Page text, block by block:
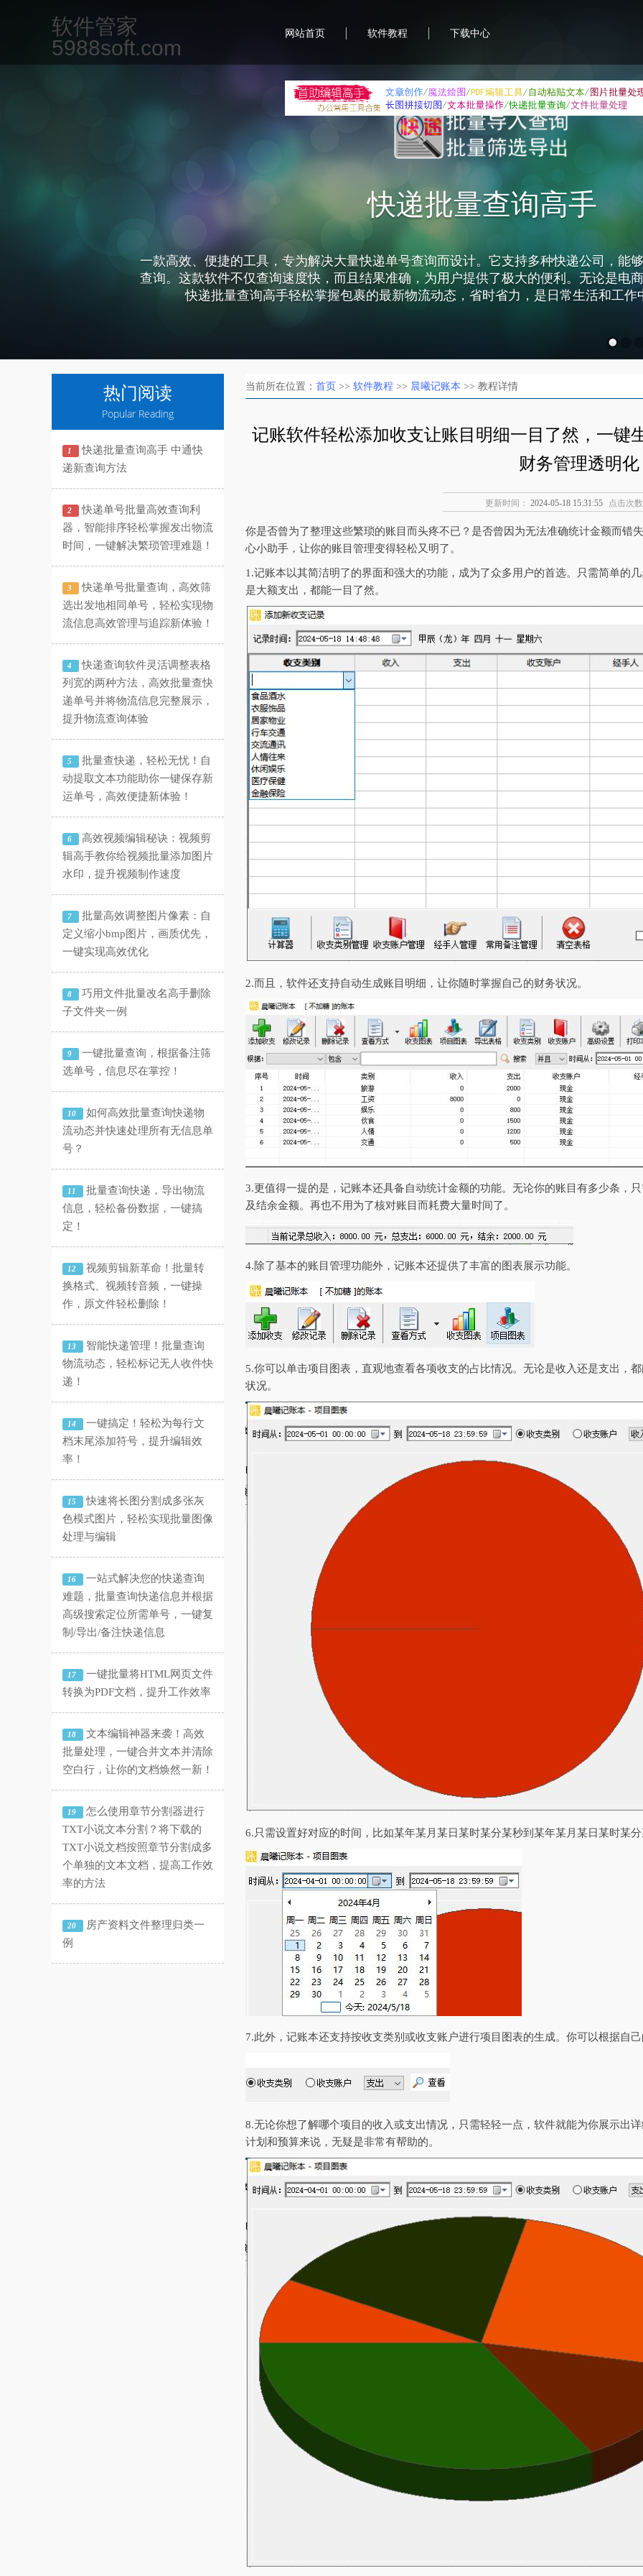
软件管家
5988soft.com
网站首页 | 软件教程 | 下载中心
热门阅读
Popular Reading
1
快递批量查询高手 中通快
递新查询方法
2
快递单号批量高效查询利
器，智能排序轻松掌握发出物流
时间，一键解决繁琐管理难题！
3
快递单号批量查询，高效筛
选出发地相同单号，轻松实现物
流信息高效管理与追踪新体验！
4
快递查询软件灵活调整表格
列宽的两种方法，高效批量查快
递单号并将物流信息完整展示，
提升物流查询体验
5
批量查快递，轻松无忧！自
动提取文本功能助你一键保存新
运单号，高效便捷新体验！
6
高效视频编辑秘诀：视频剪
辑高手教你给视频批量添加图片
水印，提升视频制作速度
7
批量高效调整图片像素：自
定义缩小bmp图片，画质优先，
一键实现高效优化
8
巧用文件批量改名高手删除
子文件夹一例
9
一键批量查询，根据备注筛
选单号，信息尽在掌控！
10
如何高效批量查询快递物
流动态并快速处理所有无信息单
号？
11
批量查询快递，导出物流
信息，轻松备份数据，一键搞
定！
12
视频剪辑新革命！批量转
换格式、视频转音频，一键操
作，原文件轻松删除！
13
智能快递管理！批量查询
物流动态，轻松标记无人收件快
递！
14
一键搞定！轻松为每行文
档末尾添加符号，提升编辑效
率！
15
快速将长图分割成多张灰
色模式图片，轻松实现批量图像
处理与编辑
16
一站式解决您的快递查询
难题，批量查询快递信息并根据
高级搜索定位所需单号，一键复
制/导出/备注快递信息
17
一键批量将HTML网页文件
转换为PDF文档，提升工作效率
18
文本编辑神器来袭！高效
批量处理，一键合并文本并清除
空白行，让你的文档焕然一新！
19
怎么使用章节分割器进行
TXT小说文本分割？将下载的
TXT小说文档按照章节分割成多
个单独的文本文档，提高工作效
率的方法
20
房产资料文件整理归类一
例
当前所在位置： 首页 >> 软件教程 >> 晨曦记账本 >> 教程详情
记账软件轻松添加收支让账目明细一目了然，一键
财务管理透明化
更新时间： 2024-05-18 15:31:55 点击次
你是否曾为了整理这些繁琐的账目而头疼不已？是否曾因为无法准确统计金额而错
心小助手，让你的账目管理变得轻松又明了。
1.记账本以其简洁明了的界面和强大的功能，成为了众多用户的首选。只需简单的
是大额支出，都能一目了然。
2.而且，软件还支持自动生成账目明细，让你随时掌握自己的财务状况。
3.更值得一提的是，记账本还具备自动统计金额的功能。无论你的账目有多少条，
及结余金额。再也不用为了核对账目而耗费大量时间了。
4.除了基本的账目管理功能外，记账本还提供了丰富的图表展示功能。
5.你可以单击项目图表，直观地查看各项收支的占比情况。无论是收入还是支出，
状况。
6.只需设置好对应的时间，比如某年某月某日某时某分某秒到某年某月某日某时某
7.此外，记账本还支持按收支类别或收支账户进行项目图表的生成。你可以根据自
8.无论你想了解哪个项目的收入或支出情况，只需轻轻一点，软件就能为你展示出
计划和预算来说，无疑是非常有帮助的。